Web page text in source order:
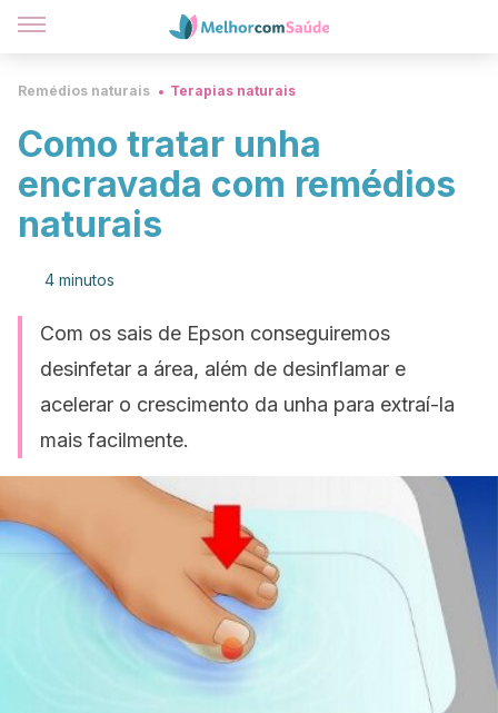
Remédios naturais Terapias naturais
Como tratar unha
encravada com remédios
naturais
4 minutos
Com os sais de Epson conseguiremos
desinfetar a área, além de desinflamar e
acelerar o crescimento da unha para extraí-la
mais facilmente.